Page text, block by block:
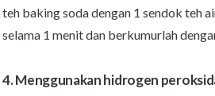
teh baking soda dengan 1 sendok teh
selama 1 menit dan berkumurlah
4. Menggunakan hidrogen